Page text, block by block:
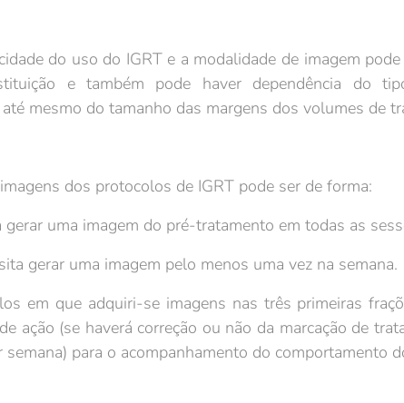
do uso do IGRT e a modalidade de imagem pode
e também pode haver dependência do
mesmo do tamanho das margens dos volumes de
dos protocolos de IGRT pode ser de forma:
uma imagem do pré-tratamento em todas as
gerar uma imagem pelo menos uma vez na semana.
em que adquiri-se imagens nas três primeiras
ação (se haverá correção ou não da marcação de
semana) para o acompanhamento do comportamento